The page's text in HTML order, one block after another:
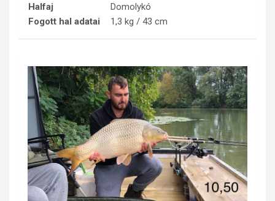
Halfaj
Domolykó
Fogott hal adatai
1,3 kg / 43 cm